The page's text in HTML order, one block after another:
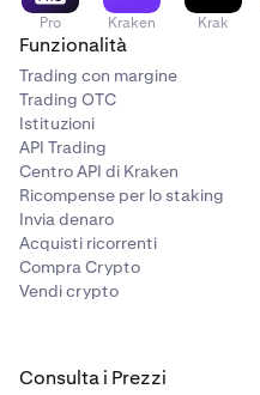
Pro Kraken Krak
Funzionalità
Trading con margine
Trading OTC
Istituzioni
API Trading
Centro API di Kraken
Ricompense per lo staking
Invia denaro
Acquisti ricorrenti
Compra Crypto
Vendi crypto
Consulta i Prezzi